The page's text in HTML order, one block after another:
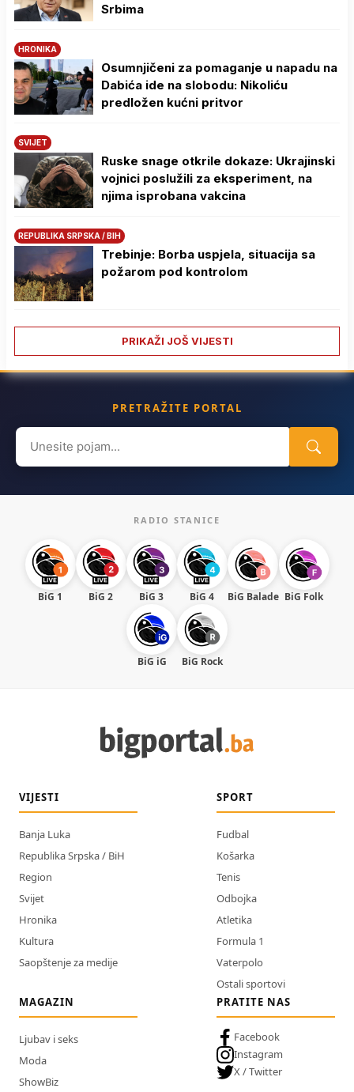
Srbima
HRONIKA
Osumnjičeni za pomaganje u napadu na
Dabića ide na slobodu: Nikoliću
predložen kućni pritvor
SVIJET
Ruske snage otkrile dokaze: Ukrajinski
vojnici poslužili za eksperiment, na
njima isprobana vakcina
REPUBLIKA SRPSKA / BIH
Trebinje: Borba uspjela, situacija sa
požarom pod kontrolom
PRIKAŽI JOŠ VIJESTI
PRETRAŽITE PORTAL
Search
for:
RADIO STANICE
BiG 1 BiG 2 BiG 3 BiG 4 BiG Balade BiG Folk
BiG iG BiG Rock
VIJESTI
Banja Luka
Republika Srpska / BiH
Region
Svijet
Hronika
Kultura
Saopštenje za medije
SPORT
Fudbal
Košarka
Tenis
Odbojka
Atletika
Formula 1
Vaterpolo
Ostali sportovi
MAGAZIN
Ljubav i seks
Moda
ShowBiz
PRATITE NAS
Facebook
Instagram
X / Twitter